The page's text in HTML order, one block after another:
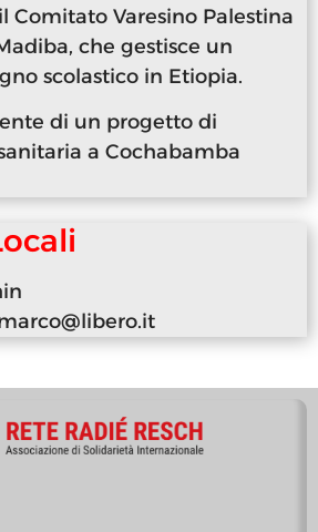
Comitato Varesino Palestina
che gestisce un
scolastico in Etiopia.
di un progetto di
a Cochabamba